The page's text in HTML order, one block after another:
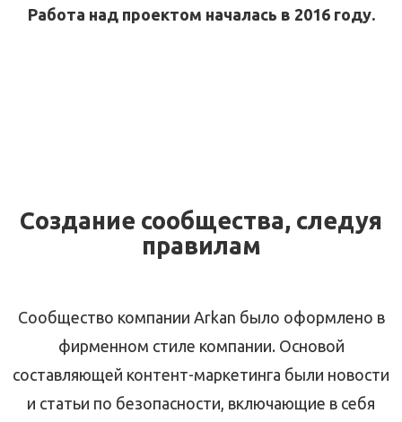
Работа над проектом началась в 2016 году.
Создание сообщества, следуя
правилам
Сообщество компании Arkan было оформлено в
фирменном стиле компании. Основой
составляющей контент-маркетинга были новости
и статьи по безопасности, включающие в себя